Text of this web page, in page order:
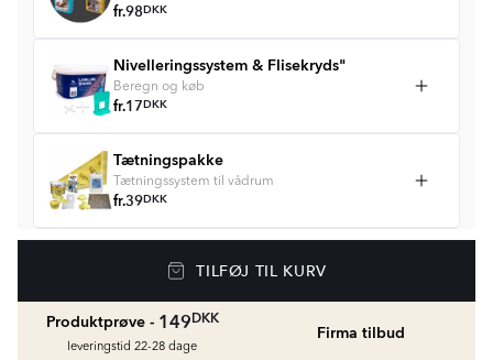
fr.98DKK
Nivelleringssystem & Flisekryds"
Beregn og køb
fr.17DKK
Tætningspakke
Tætningssystem til vådrum
fr.39DKK
Golvvärmepaket med termostat
Vådrumssilikone
TILFØJ TIL KURV
Produktprøve - 149DKK
leveringstid 22-28 dage
Firma tilbud